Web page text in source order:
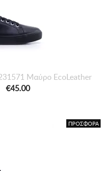
Μαύρο EcoLeather
€45.00
ΠΡΟΣΦΟΡΑ